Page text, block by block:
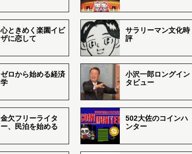
心ときめく楽園イビ
ザに恋して
サラリーマン文化時
評
ゼロから始める経済
学
小沢一郎ロングイン
タビュー
金欠フリーライタ
ー、民泊を始める
502大佐のコインハ
ンター